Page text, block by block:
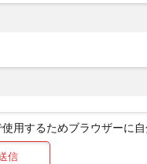
用するためブラウザーに